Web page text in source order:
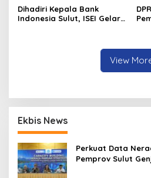
Dihadiri Kepala Bank
Indonesia Sulut, ISEI Gelar
View
Ekbis News
Perkuat Data
Pemprov Sulut